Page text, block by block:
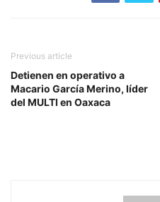
Previous article
Detienen en operativo a
Macario García Merino, líder
del MULTI en Oaxaca